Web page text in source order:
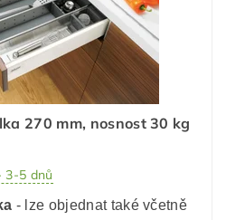
270 mm, nosnost 30 kg
3-5 dnů
- lze objednat také včetně